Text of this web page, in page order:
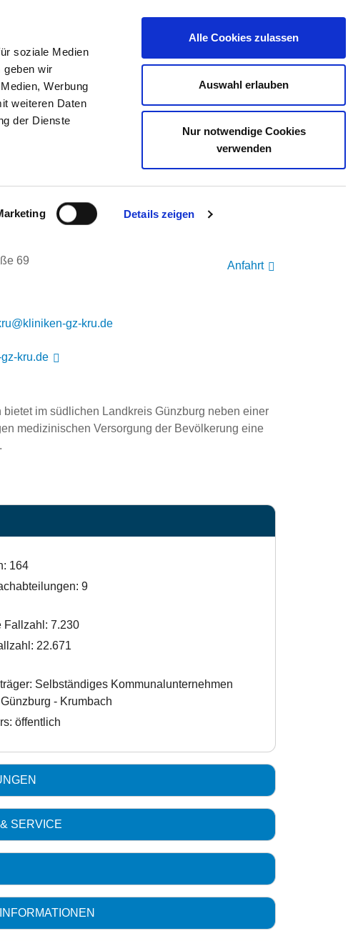
soziale Medien
geben wir
Werbung
weiteren Daten
der Dienste
Details zeigen
Alle Cookies zulassen
Auswahl erlauben
Nur notwendige Cookies
verwenden
STELLENBÖRSE
69
Anfahrt
kru.de
bietet im südlichen Landkreis Günzburg neben einer
medizinischen Versorgung der Bevölkerung eine
164
9
Fallzahl: 7.230
22.671
Selbständiges Kommunalunternehmen
- Krumbach
öffentlich
SERVICE